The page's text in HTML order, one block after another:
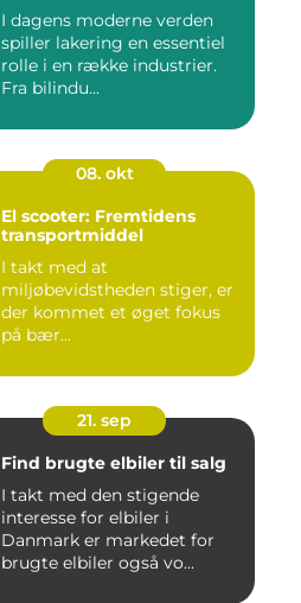
I dagens moderne verden
spiller lakering en essentiel
rolle i en række industrier.
Fra bilindu...
08. okt
El scooter: Fremtidens
transportmiddel
I takt med at
miljøbevidstheden stiger, er
der kommet et øget fokus
på bær...
21. sep
Find brugte elbiler til salg
I takt med den stigende
interesse for elbiler i
Danmark er markedet for
brugte elbiler også vo...